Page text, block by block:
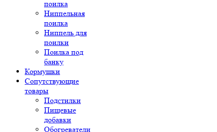
поилка
Ниппельная
поилка
Ниппель для
поилки
Поилка под
банку
Кормушки
Сопутствующие
товары
Подстилки
Пищевые
добавки
Обогреватели